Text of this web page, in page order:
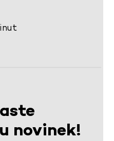
novinek!